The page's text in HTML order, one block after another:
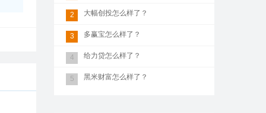
2 大幅创投怎么样了？
3 多赢宝怎么样了？
4 给力贷怎么样了？
5 黑米财富怎么样了？